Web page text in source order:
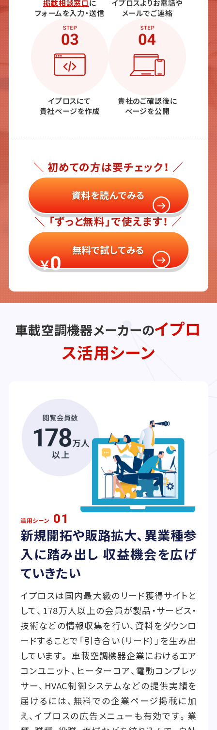
掲載相談窓口に
フォームを入力・送信
イプロスよりお電話や
メールでご連絡
イプロスにて
貴社ページを作成
貴社のご確認後に
ページを公開
＼ 初めての方は要チェック！ ／
資料を読んでみる
＼ 「ずっと無料」で使えます！ ／
￥0
無料で試してみる
車載空調機器メーカーのイプロ
ス活用シーン
活用シーン 01
新規開拓や販路拡大、異業種参
入に踏み出し 収益機会を広げ
ていきたい
イプロスは国内最大級のリード獲得サイトと
して、178万人以上の会員が製品・サービス・
技術などの情報収集を行い、資料をダウンロ
ードすることで「引き合い（リード）」を生み出
しています。 車載空調機器企業におけるエア
コンユニット、ヒーターコア、電動コンプレッ
サー、HVAC制御システムなどの提供実績を
届けるには、無料での企業ページ掲載に加
え、イプロスの広告メニューも有効です。業